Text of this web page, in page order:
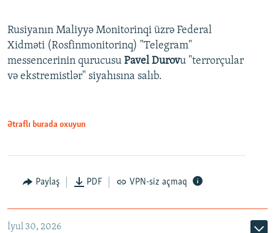
Rusiyanın Maliyyə Monitorinqi üzrə Federal
Xidməti (Rosfinmonitorinq) "Telegram"
messencerinin qurucusu Pavel Durovu "terrorçular
və ekstremistlər" siyahısına salıb.
Ətraflı burada oxuyun
Paylaş PDF VPN-siz açmaq
İyul 30, 2026